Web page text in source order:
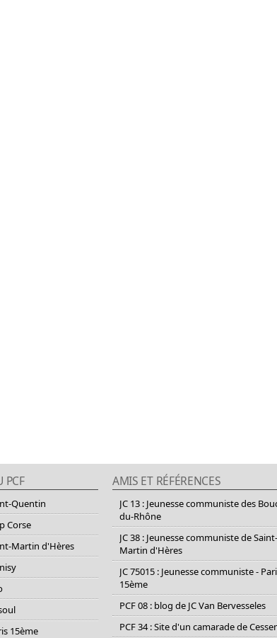
PCF
Quentin
Corse
Martin d'Hères
15ème
AMIS ET RÉFÉRENCES
JC 13 : Jeunesse communiste des
du-Rhône
JC 38 : Jeunesse communiste de Saint-
Martin d'Hères
JC 75015 : Jeunesse communiste -
15ème
PCF 08 : blog de JC Van Bervesseles
PCF 34 : Site d'un camarade de